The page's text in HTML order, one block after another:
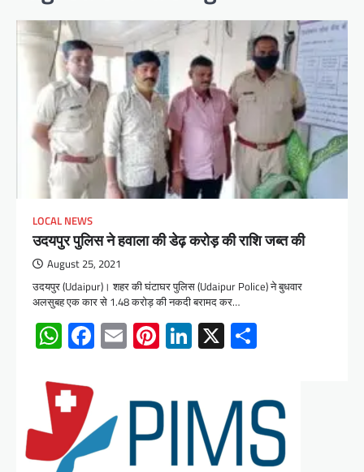
LOCAL NEWS
उदयपुर पुलिस ने हवाला की डेढ़ करोड़ की राशि जब्त की
August 25, 2021
उदयपुर (Udaipur)। शहर की घंटाघर पुलिस (Udaipur Police) ने बुधवार
अलसुबह एक कार से 1.48 करोड़ की नकदी बरामद कर…
WhatsApp
Facebook
EmailPinterest
LinkedIn
X